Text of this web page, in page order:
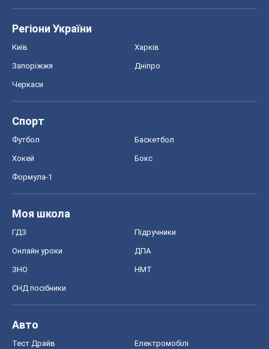
Регіони України
Київ Харків
Запоріжжя Дніпро
Черкаси
Спорт
Футбол Баскетбол
Хокей Бокс
Формула-1
Моя школа
ГДЗ Підручники
Онлайн уроки ДПА
ЗНО НМТ
СНД посібники
Авто
Тест Драйв Електромобілі